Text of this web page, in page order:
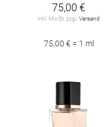
75,00 €
inkl. MwSt. zzgl. Versand
75,00 € = 1 ml